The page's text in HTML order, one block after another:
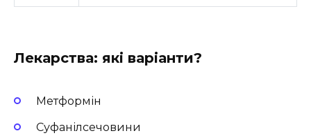
Лекарства: які варіанти?
Метформін
Суфанілсечовини